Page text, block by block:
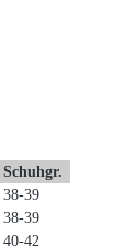
Schuhgr.
38-39
38-39
40-42